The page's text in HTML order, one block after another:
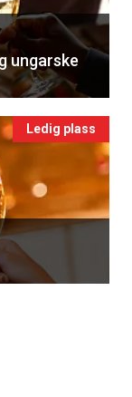
×
fra
Du
å få
ungarske
Ledig plass